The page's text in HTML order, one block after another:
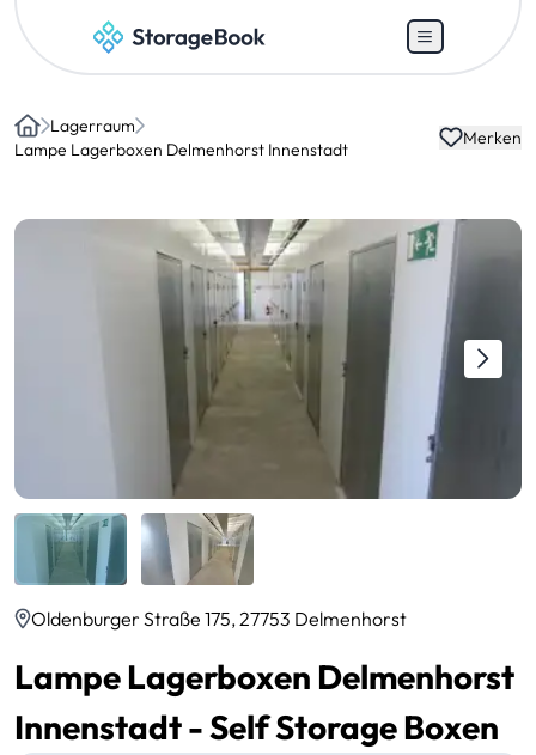
Home
Lagerraum
Lampe Lagerboxen Delmenhorst Innenstadt
Merken
Oldenburger Straße 175, 27753 Delmenhorst
Lampe Lagerboxen Delmenhorst
Innenstadt - Self Storage Boxen